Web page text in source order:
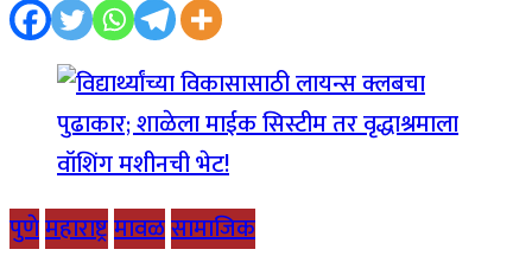
पुणेमहाराष्ट्रमावळसामाजिक